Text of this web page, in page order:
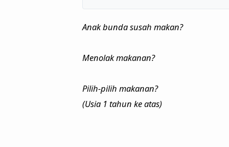
Anak bunda susah makan?
Menolak makanan?
Pilih-pilih makanan?
(Usia 1 tahun ke atas)